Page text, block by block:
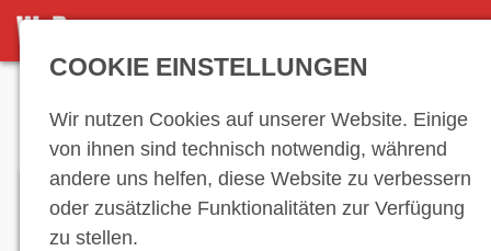
DETAILSEITE
COOKIE EINSTELLUNGEN
Wir nutzen Cookies auf unserer Website. Einige
von ihnen sind technisch notwendig, während
andere uns helfen, diese Website zu verbessern
oder zusätzliche Funktionalitäten zur Verfügung
zu stellen.